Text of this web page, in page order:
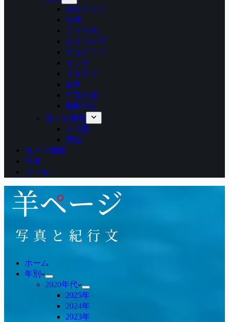
東南アジア
台湾
アメリカ
おそロシア
オセアニア
インド
イタリア
欧州
中国大陸
朝鮮半島
色々な場所
ネコ類
突堤
カメラ機材
作者
メール
ホーム
年別
2020年代
2025年
2024年
2023年